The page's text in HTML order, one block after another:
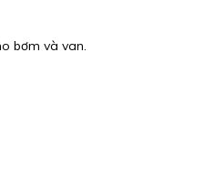
bơm và van.